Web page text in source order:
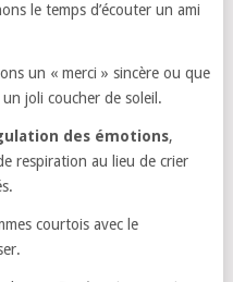
le temps d’écouter un ami
un « merci » sincère ou que
joli coucher de soleil.
des émotions,
respiration au lieu de crier
courtois avec le